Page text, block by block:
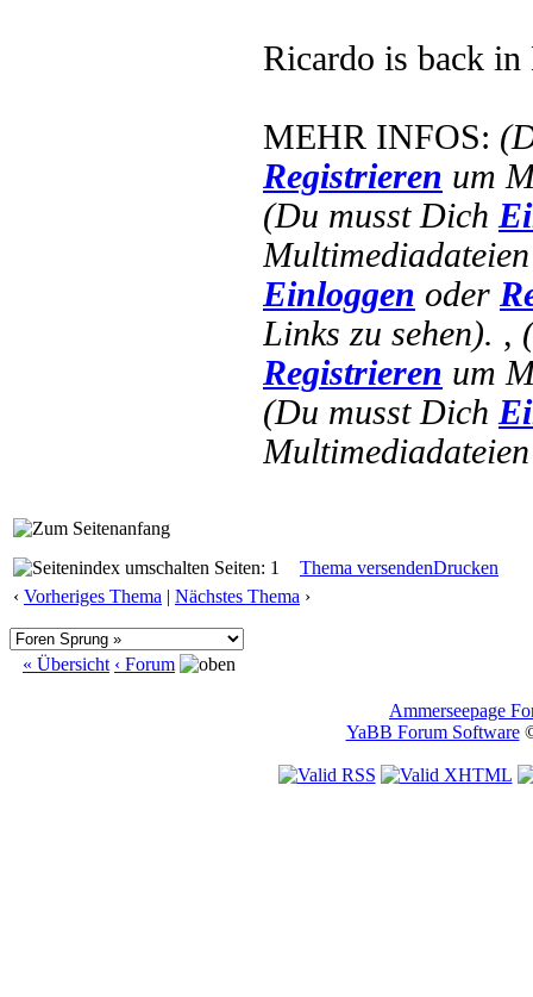
Ricardo is back
MEHR INFOS:
Registrieren um
(Du musst Dich
Einloggen oder
Links zu sehen). ,
Registrieren um
(Du musst Dich
Seiten: 1 Thema versendenDrucken
‹ Vorheriges Thema | Nächstes Thema ›
« Übersicht ‹ Forum
Ammerseepage
YaBB Forum Software©